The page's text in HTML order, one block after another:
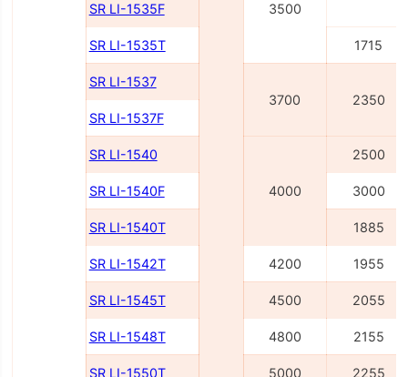
3500
SR LI-1535F
SR LI-1535T 1715
SR LI-1537
3700
2350
SR LI-1537F
SR LI-1540
4000
2500
SR LI-1540F 3000
SR LI-1540Т 1885
SR LI-1542Т 4200 1955
SR LI-1545Т 4500 2055
SR LI-1548Т 4800 2155
SR LI-1550Т 5000 2255